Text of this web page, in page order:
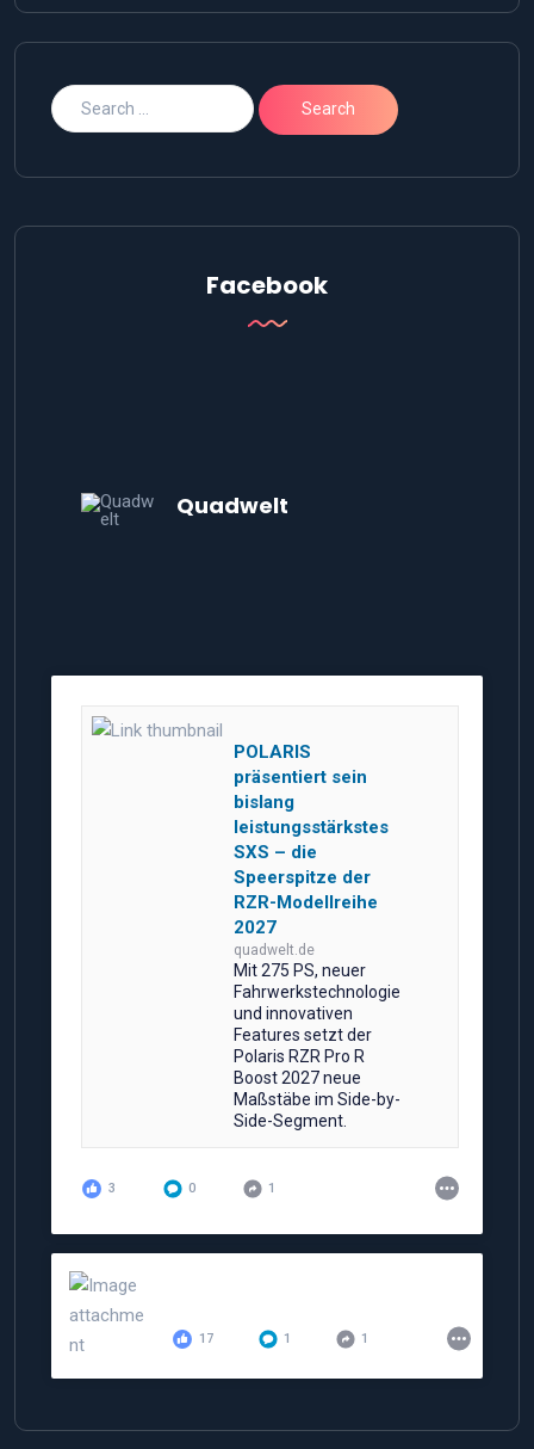
Facebook
Quadwelt
POLARIS
präsentiert sein
bislang
leistungsstärkstes
SXS – die
Speerspitze der
RZR-Modellreihe
2027
quadwelt.de
Mit 275 PS, neuer
Fahrwerkstechnologie
und innovativen
Features setzt der
Polaris RZR Pro R
Boost 2027 neue
Maßstäbe im Side-by-
Side-Segment.
3 0 1
17 1 1